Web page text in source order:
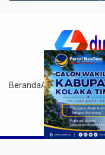
BerandaArtikel Anggota